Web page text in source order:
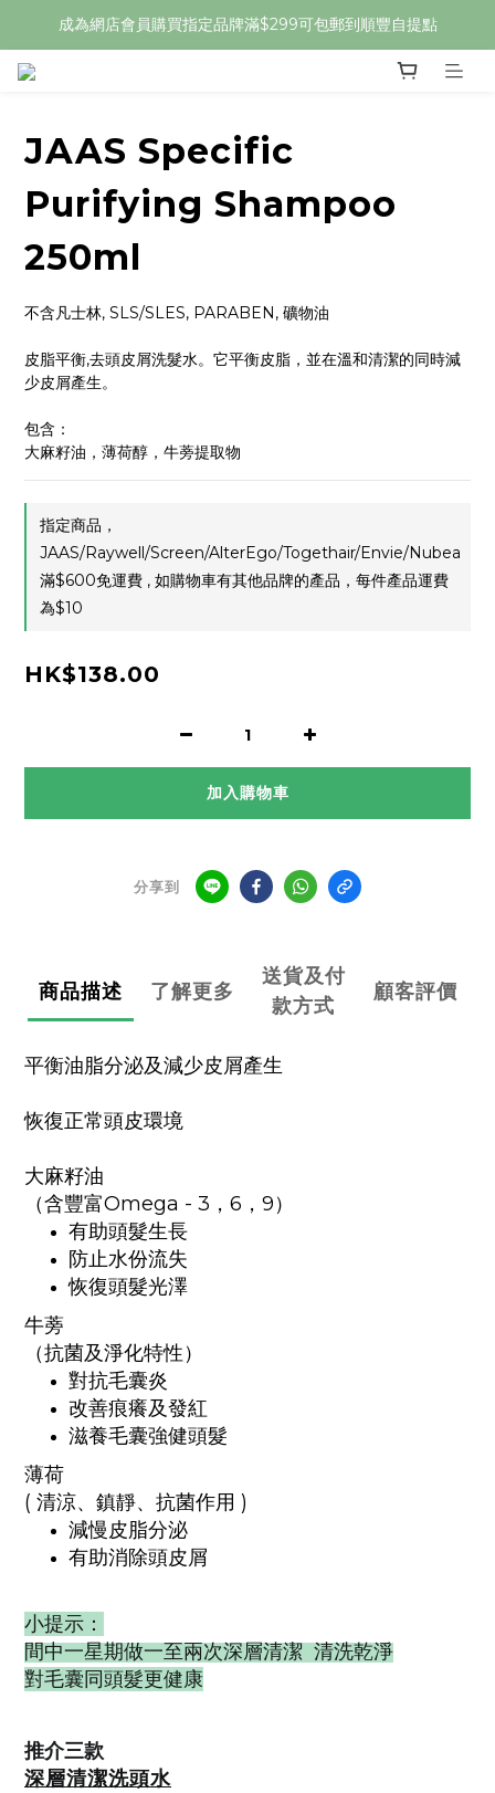
成為網店會員購買指定品牌滿$299可包郵到順豐自提點
JAAS Specific
Purifying Shampoo
250ml
不含凡士林, SLS/SLES, PARABEN, 礦物油
皮脂平衡,去頭皮屑洗髮水。它平衡皮脂，並在溫和清潔的同時減
少皮屑產生。
包含：
大麻籽油，薄荷醇，牛蒡提取物
指定商品，
JAAS/Raywell/Screen/AlterEgo/Togethair/Envie/Nubea
滿$600免運費 , 如購物車有其他品牌的產品，每件產品運費
為$10
HK$138.00
加入購物車
分享到
商品描述 了解更多
送貨及付
款方式
顧客評價
平衡油脂分泌及減少皮屑產生
恢復正常頭皮環境
大麻籽油
（含豐富Omega - 3，6，9）
有助頭髮生長
防止水份流失
恢復頭髮光澤
牛蒡
（抗菌及淨化特性）
對抗毛囊炎
改善痕癢及發紅
滋養毛囊強健頭髮
薄荷
( 清涼、鎮靜、抗菌作用 )
減慢皮脂分泌
有助消除頭皮屑
小提示：
間中一星期做一至兩次深層清潔 清洗乾淨
對毛囊同頭髮更健康
推介三款
深層清潔洗頭水